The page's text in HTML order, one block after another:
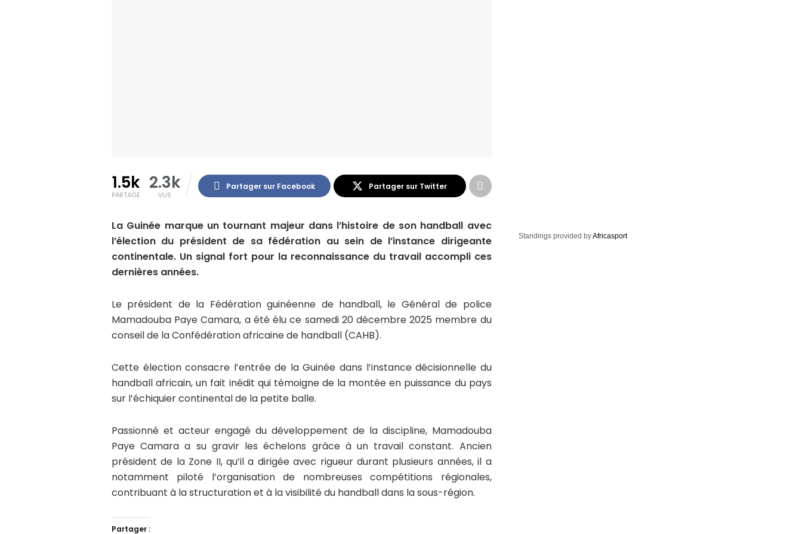
1.5k
PARTAGE
2.3k
VUS
Partager sur Facebook Partager sur Twitter
La Guinée marque un tournant majeur dans l’histoire de son handball avec
l’élection du président de sa fédération au sein de l’instance dirigeante
continentale. Un signal fort pour la reconnaissance du travail accompli ces
dernières années.
Le président de la Fédération guinéenne de handball, le Général de police
Mamadouba Paye Camara, a été élu ce samedi 20 décembre 2025 membre du
conseil de la Confédération africaine de handball (CAHB).
Cette élection consacre l’entrée de la Guinée dans l’instance décisionnelle du
handball africain, un fait inédit qui témoigne de la montée en puissance du pays
sur l’échiquier continental de la petite balle.
Passionné et acteur engagé du développement de la discipline, Mamadouba
Paye Camara a su gravir les échelons grâce à un travail constant. Ancien
président de la Zone II, qu’il a dirigée avec rigueur durant plusieurs années, il a
notamment piloté l’organisation de nombreuses compétitions régionales,
contribuant à la structuration et à la visibilité du handball dans la sous-région.
Partager :
Standings provided byAfricasport